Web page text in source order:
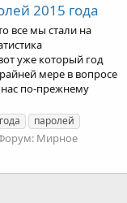
2015 года
все мы стали на
уже который год
мере в вопросе
нас по-прежнему
года
паролей
Мирное